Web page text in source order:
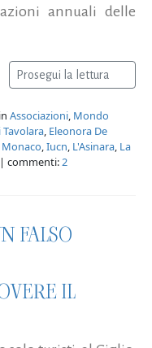
annuali delle
Prosegui la lettura
Associazioni, Mondo
, Eleonora De
,Iucn, L'Asinara, La
| commenti:2
FALSO
IL